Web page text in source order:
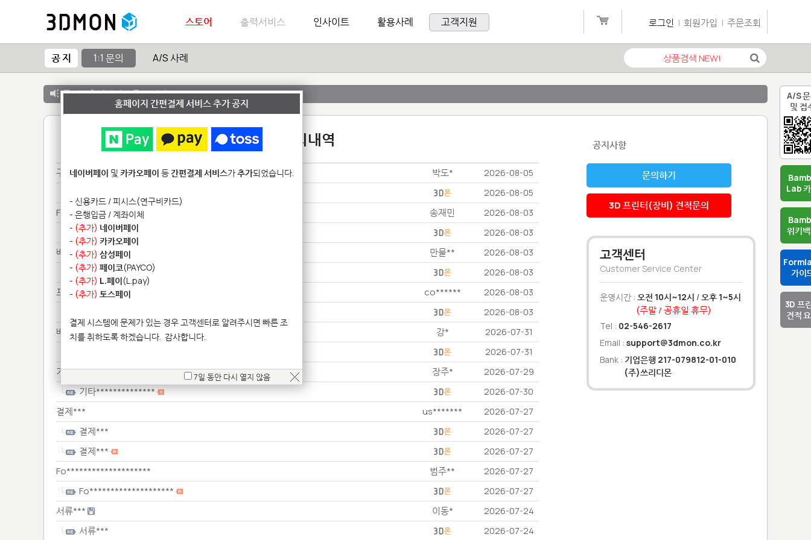
A/S
및 접
Lab
위키
가이
3D 프
견적
스토어 출력서비스 인사이트 활용사례 고객지원 로그인 | 회원가입 | 주문조회
공 지 1:1 문의 A/S 사례
공 지 :출력서비스 종료 안내
1:1 문의내역
구매*** 박도* 2026-08-05
2026-08-05
Fo******************** 송재민 2026-08-03
Fo******************** 2026-08-03
배송*** 만물** 2026-08-03
배송*** 2026-08-03
프린**************** co****** 2026-08-03
2026-08-03
배송*** 강* 2026-07-31
2026-07-31
기타************** 장주* 2026-07-29
기타************** 2026-07-30
결제*** us******* 2026-07-27
결제*** 2026-07-27
결제*** 2026-07-27
Fo******************** 범주** 2026-07-27
Fo******************** 2026-07-27
서류*** 이동* 2026-07-24
서류*** 2026-07-24
공지사항
문의하기
3D 프린터(장비) 견적문의
고객센터
Customer Service Center
운영시간 : 오전 10시~12시 /오후 1~5시
(주말 / 공휴일 휴무)
Tel : 02-546-2617
Email : support@3dmon.co.kr
Bank : 기업은행 217-079812-01-010
(주)쓰리디몬
홈페이지 간편결제 서비스 추가 공지
네이버페이 및 카카오페이 등간편결제 서비스가추가되었습니다.
- 신용카드 / 피시스(연구비카드)
- 은행입금 / 계좌이체
- (추가) 네이버페이
- (추가) 카카오페이
- (추가) 삼성페이
- (추가) 페이코(PAYCO)
- (추가) L.페이(L.pay)
- (추가) 토스페이
결제 시스템에 문제가 있는 경우 고객센터로 알려주시면 빠른 조
치를 취하도록 하겠습니다. 감사합니다.
7일 동안 다시 열지 않음